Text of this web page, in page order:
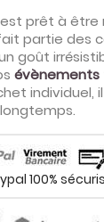
prêt à être
partie des
goût
individuel,
100%